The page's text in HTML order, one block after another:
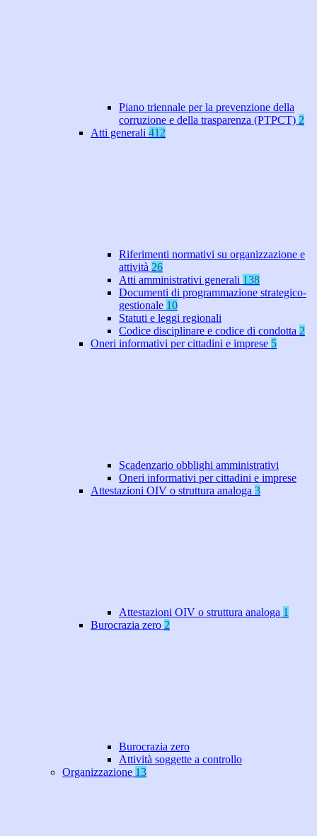
Piano triennale per la prevenzione della
corruzione e della trasparenza (PTPCT) 2
Atti generali 412
Riferimenti normativi su organizzazione e
attività 26
Atti amministrativi generali 138
Documenti di programmazione strategico-
gestionale 10
Statuti e leggi regionali
Codice disciplinare e codice di condotta 2
Oneri informativi per cittadini e imprese 5
Scadenzario obblighi amministrativi
Oneri informativi per cittadini e imprese
Attestazioni OIV o struttura analoga 3
Attestazioni OIV o struttura analoga 1
Burocrazia zero 2
Burocrazia zero
Attività soggette a controllo
Organizzazione 13